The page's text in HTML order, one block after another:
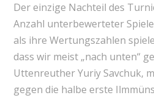
Der einzige Nachteil des
Anzahl unterbewerteter
als ihre Wertungszahlen
dass wir meist „nach unten“
Uttenreuther Yuriy Savchuk,
gegen die halbe erste